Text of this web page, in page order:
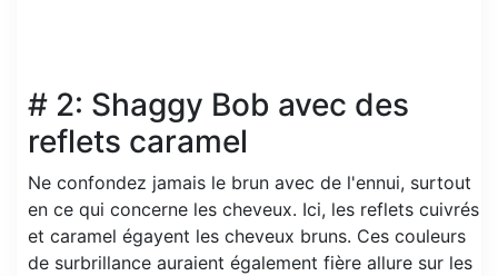
# 2: Shaggy Bob avec des
reflets caramel
Ne confondez jamais le brun avec de l'ennui, surtout
en ce qui concerne les cheveux. Ici, les reflets cuivrés
et caramel égayent les cheveux bruns. Ces couleurs
de surbrillance auraient également fière allure sur les